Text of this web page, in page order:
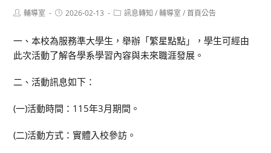
Post輔導室
Post2026-02-13
Post訊息轉知 / 輔導室 / 首頁公告
一、本校為服務準大學生，舉辦「繁星點點」，學生可經由
此次活動了解各學系學習內容與未來職涯發展。
二、活動訊息如下：
(一)活動時間：115年3月期間。
(二)活動方式：實體入校參訪。